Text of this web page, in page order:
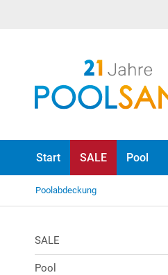
Start SALE Pool
Poolabdeckung
SALE
Pool